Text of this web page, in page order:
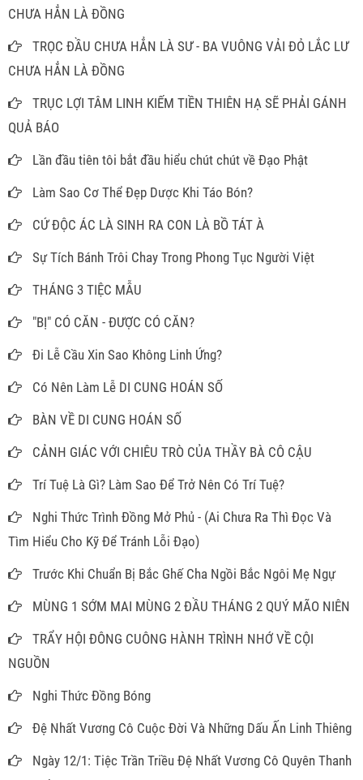
CHƯA HẲN LÀ ĐỒNG
TRỌC ĐẦU CHƯA HẲN LÀ SƯ - BA VUÔNG VẢI ĐỎ LẮC LƯ
CHƯA HẲN LÀ ĐỒNG
TRỤC LỢI TÂM LINH KIẾM TIỀN THIÊN HẠ SẼ PHẢI GÁNH
QUẢ BÁO
Lần đầu tiên tôi bắt đầu hiểu chút chút về Đạo Phật
Làm Sao Cơ Thể Đẹp Dược Khi Táo Bón?
CỨ ĐỘC ÁC LÀ SINH RA CON LÀ BỒ TÁT À
Sự Tích Bánh Trôi Chay Trong Phong Tục Người Việt
THÁNG 3 TIỆC MẪU
"BỊ" CÓ CĂN - ĐƯỢC CÓ CĂN?
Đi Lễ Cầu Xin Sao Không Linh Ứng?
Có Nên Làm Lễ DI CUNG HOÁN SỐ
BÀN VỀ DI CUNG HOÁN SỐ
CẢNH GIÁC VỚI CHIÊU TRÒ CỦA THẦY BÀ CÔ CẬU
Trí Tuệ Là Gì? Làm Sao Để Trở Nên Có Trí Tuệ?
Nghi Thức Trình Đồng Mở Phủ - (Ai Chưa Ra Thì Đọc Và
Tìm Hiểu Cho Kỹ Để Tránh Lỗi Đạo)
Trước Khi Chuẩn Bị Bắc Ghế Cha Ngồi Bắc Ngôi Mẹ Ngự
MÙNG 1 SỚM MAI MÙNG 2 ĐẦU THÁNG 2 QUÝ MÃO NIÊN
TRẨY HỘI ĐÔNG CUÔNG HÀNH TRÌNH NHỚ VỀ CỘI
NGUỒN
Nghi Thức Đồng Bóng
Đệ Nhất Vương Cô Cuộc Đời Và Những Dấu Ấn Linh Thiêng
Ngày 12/1: Tiệc Trần Triều Đệ Nhất Vương Cô Quyên Thanh